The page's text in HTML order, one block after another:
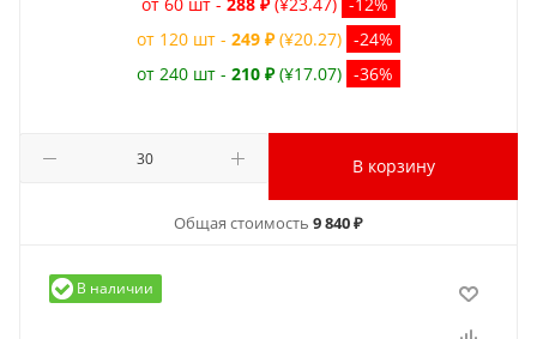
от 120 шт - 249 ₽ (¥20.27) -24%
от 240 шт - 210 ₽ (¥17.07) -36%
В корзину
Общая стоимость 9 840 ₽
В наличии